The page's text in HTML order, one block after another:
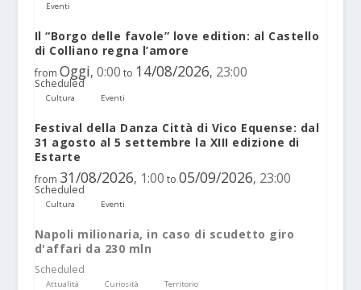
Eventi
Il “Borgo delle favole” love edition: al Castello
di Colliano regna l’amore
from Oggi, 0:00 to 14/08/2026, 23:00
Scheduled
Cultura Eventi
Festival della Danza Città di Vico Equense: dal
31 agosto al 5 settembre la XIII edizione di
Estarte
from 31/08/2026, 1:00 to 05/09/2026, 23:00
Scheduled
Cultura Eventi
Napoli milionaria, in caso di scudetto giro
d'affari da 230 mln
Scheduled
Attualità Curiosità Territorio